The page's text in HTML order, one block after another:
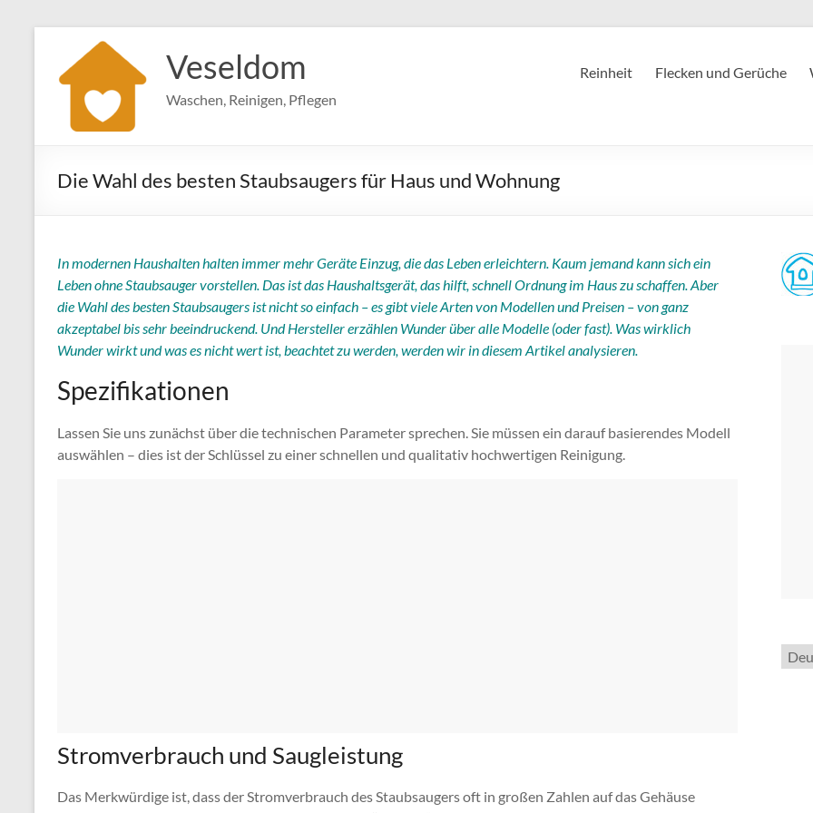
springen
Veseldom
Waschen, Reinigen, Pflegen
Reinheit Flecken und Gerüche
Die Wahl des besten Staubsaugers für Haus und Wohnung
In modernen Haushalten halten immer mehr Geräte Einzug, die das Leben erleichtern. Kaum jemand kann sich ein
Leben ohne Staubsauger vorstellen. Das ist das Haushaltsgerät, das hilft, schnell Ordnung im Haus zu schaffen. Aber
die Wahl des besten Staubsaugers ist nicht so einfach – es gibt viele Arten von Modellen und Preisen – von ganz
akzeptabel bis sehr beeindruckend. Und Hersteller erzählen Wunder über alle Modelle (oder fast). Was wirklich
Wunder wirkt und was es nicht wert ist, beachtet zu werden, werden wir in diesem Artikel analysieren.
Spezifikationen
Lassen Sie uns zunächst über die technischen Parameter sprechen. Sie müssen ein darauf basierendes Modell
auswählen – dies ist der Schlüssel zu einer schnellen und qualitativ hochwertigen Reinigung.
Stromverbrauch und Saugleistung
Das Merkwürdige ist, dass der Stromverbrauch des Staubsaugers oft in großen Zahlen auf das Gehäuse